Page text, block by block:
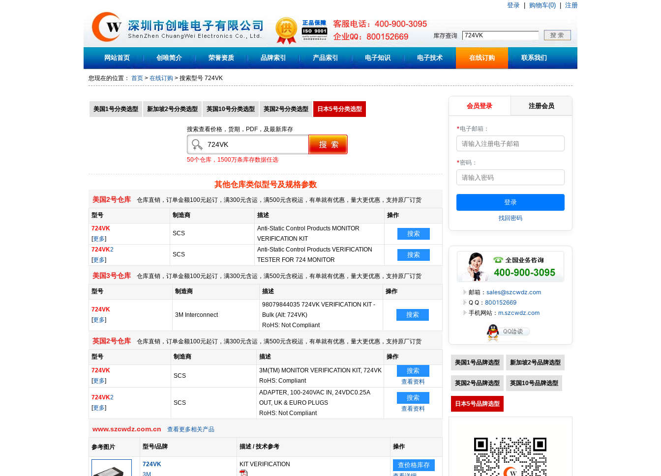
登录 购物车(0) 注册
网站首页 创唯简介 荣誉资质 品牌索引 产品索引 电子知识 电子技术 在线订购 联系我们
您现在的位置： 首页 > 在线订购 > 搜索型号 724VK
美国1号分类选型 新加坡2号分类选型 英国10号分类选型 英国2号分类选型 日本5号分类选型
搜索查看价格，货期，PDF，及最新库存
50个仓库，1500万条库存数据任选
其他仓库类似型号及规格参数
美国2号仓库 仓库直销，订单金额100元起订，满300元含运，满500元含税运，有单就有优惠，量大更优惠，支持原厂订货
型号 制造商 描述
操作
724VK
[更多]
SCS
Anti-Static Control Products MONITOR
VERIFICATION KIT
搜索
724VK2
[更多]
SCS
Anti-Static Control Products VERIFICATION
TESTER FOR 724 MONITOR
搜索
美国3号仓库 仓库直销，订单金额100元起订，满300元含运，满500元含税运，有单就有优惠，量大更优惠，支持原厂订货
型号 制造商 描述 操作
724VK
[更多]
3M Interconnect
98079844035 724VK VERIFICATION KIT -
Bulk (Alt: 724VK)
RoHS: Not Compliant
搜索
英国2号仓库 仓库直销，订单金额100元起订，满300元含运，满500元含税运，有单就有优惠，量大更优惠，支持原厂订货
型号 制造商 描述
操作
724VK
[更多]
SCS
3M(TM) MONITOR VERIFICATION KIT, 724VK
RoHS: Compliant
搜索
查看资料
724VK2
[更多]
SCS
ADAPTER, 100-240VAC IN, 24VDC0.25A
OUT, UK & EURO PLUGS
RoHS: Not Compliant
搜索
查看资料
www.szcwdz.com.cn 查看更多相关产品
参考图片 型号/品牌 描述 / 技术参考 操作
724VK
3M
KIT VERIFICATION 查价格库存
会员登录 注册会员
*电子邮箱：
*密码：
找回密码
邮箱： sales@szcwdz.com
Q Q： 800152669
手机网站： m.szcwdz.com
美国1号品牌选型 新加坡2号品牌选型
英国2号品牌选型 英国10号品牌选型
日本5号品牌选型